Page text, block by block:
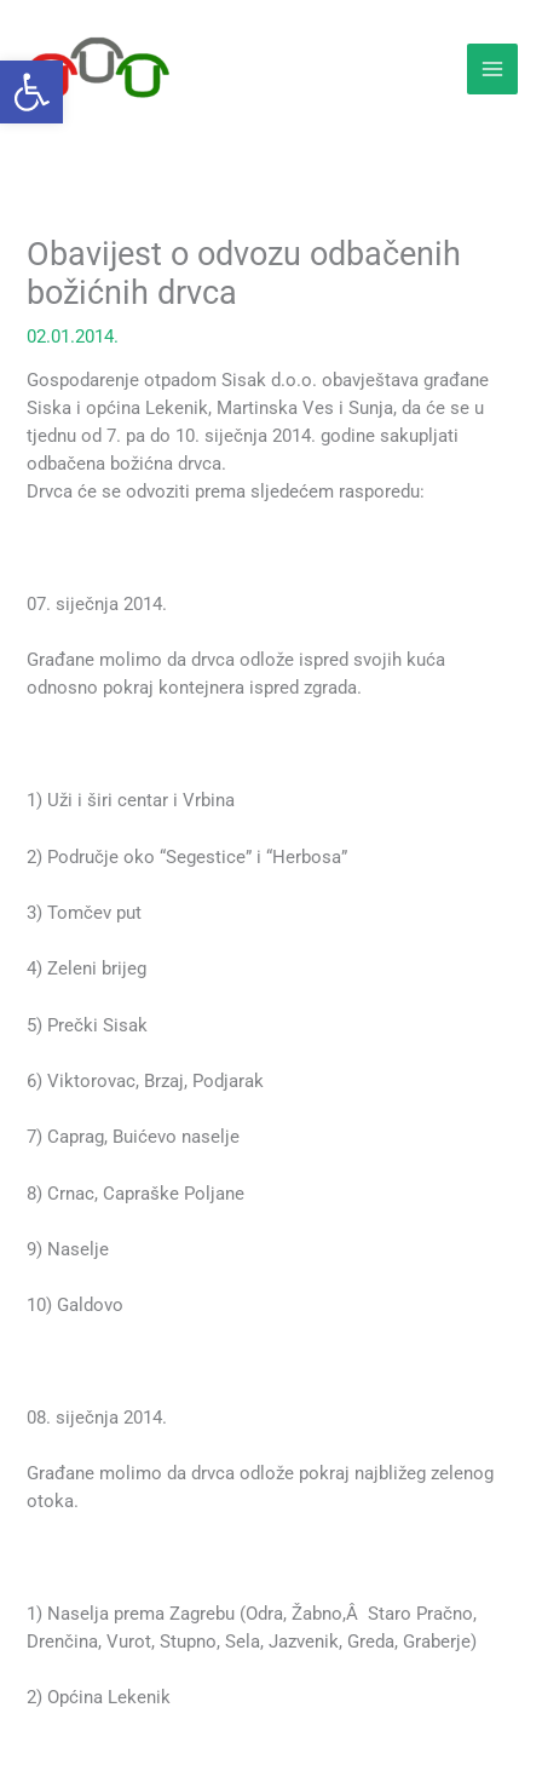
Open toolbar
content
Obavijest o odvozu odbačenih
božićnih drvca
02.01.2014.
Gospodarenje otpadom Sisak d.o.o. obavještava građane
Siska i općina Lekenik, Martinska Ves i Sunja, da će se u
tjednu od 7. pa do 10. siječnja 2014. godine sakupljati
odbačena božićna drvca.
Drvca će se odvoziti prema sljedećem rasporedu:
07. siječnja 2014.
Građane molimo da drvca odlože ispred svojih kuća
odnosno pokraj kontejnera ispred zgrada.
1) Uži i širi centar i Vrbina
2) Područje oko “Segestice” i “Herbosa”
3) Tomčev put
4) Zeleni brijeg
5) Prečki Sisak
6) Viktorovac, Brzaj, Podjarak
7) Caprag, Buićevo naselje
8) Crnac, Capraške Poljane
9) Naselje
10) Galdovo
08. siječnja 2014.
Građane molimo da drvca odlože pokraj najbližeg zelenog
otoka.
1) Naselja prema Zagrebu (Odra, Žabno,Â Staro Pračno,
Drenčina, Vurot, Stupno, Sela, Jazvenik, Greda, Graberje)
2) Općina Lekenik